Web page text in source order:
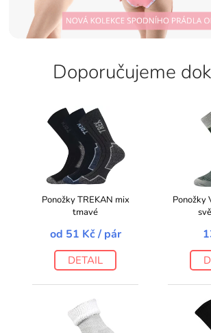
Doporučujeme
Ponožky TREKAN mix
tmavé
od 51 Kč/ pár
DETAIL
Ponožky